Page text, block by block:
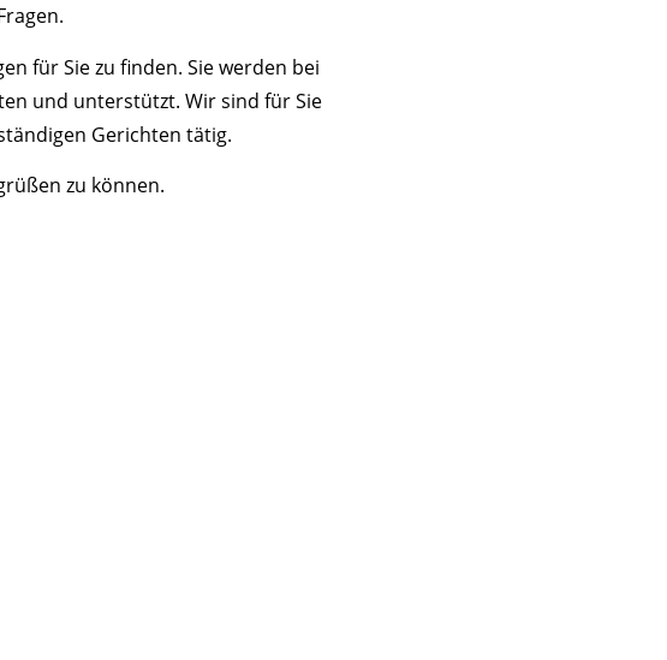
für Sie zu finden. Sie werden bei
und unterstützt. Wir sind für Sie
Gerichten tätig.
zu können.